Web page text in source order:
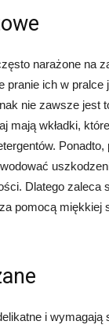
narażone na
pranie ich w pralce
nie zawsze jest
mają wkładki,
Dlatego
pomocą miękkiej
i wymagają